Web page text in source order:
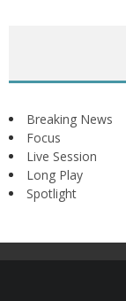
Breaking News
Focus
Live Session
Long Play
Spotlight